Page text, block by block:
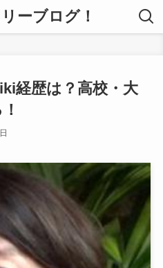
ーブログ！
経歴は？高校・大